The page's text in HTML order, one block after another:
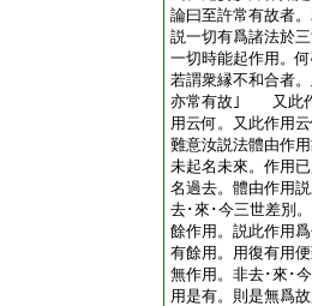
論曰至許常有故者
説一切有爲諸法於
一切時能起作用。
若謂衆縁不和合者
亦常有故｣ 又此作
用云何。又此作用
難意汝説法體由作
未起名未來。作用
名過去。體由作用
去･來･今三世差別
餘作用。説此作用
有餘用。用復有用
無作用。非去･來･
用是有。則是無爲